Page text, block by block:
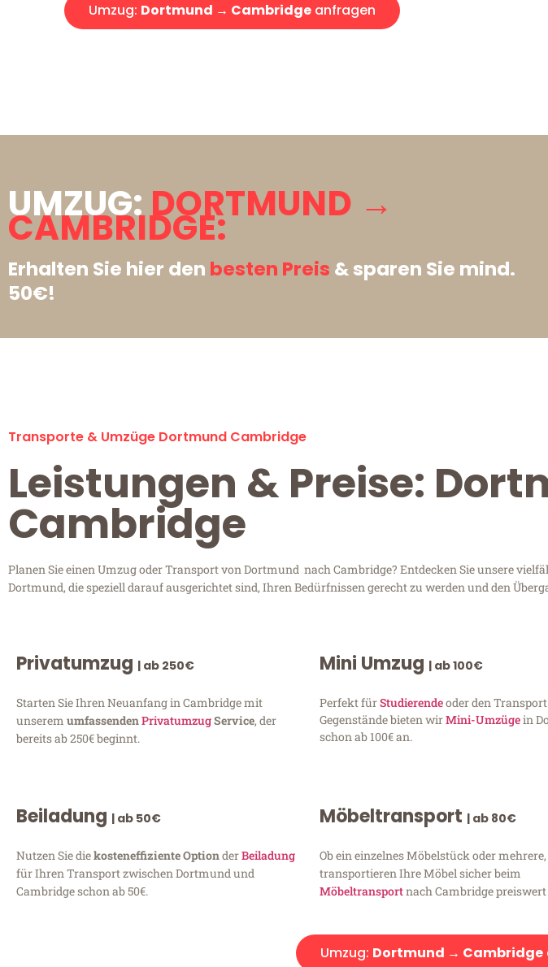
Umzug: Dortmund → Cambridgeanfragen
UMZUG:DORTMUND →
CAMBRIDGE:
Erhalten Sie hier den besten Preis & sparen Sie mind.
50€!
Transporte & Umzüge Dortmund Cambridge
Leistungen & Preise:
Cambridge
Planen Sie einen Umzug oder Transport von Dortmund nach Cambridge? Entdecken Sie unsere
Dortmund, die speziell darauf ausgerichtet sind, Ihren Bedürfnissen gerecht zu werden und den
Privatumzug | ab 250€
Starten Sie Ihren Neuanfang in Cambridge mit
unserem umfassendenPrivatumzugService, der
bereits ab 250€ beginnt.
Mini Umzug | ab 100€
Perfekt fürStudierendeoder den
Gegenstände bieten wirMini-Umzügein
schon ab 100€ an.
Beiladung | ab 50€
Nutzen Sie diekosteneffiziente OptionderBeiladung
für Ihren Transport zwischen Dortmund und
Cambridge schon ab 50€.
Möbeltransport | ab 80€
Ob ein einzelnes Möbelstück oder
transportieren Ihre Möbel sicher beim
Möbeltransportnach Cambridge preiswert
Umzug: Dortmund → Cambridge